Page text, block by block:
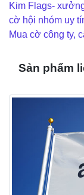
Kim Flags-
cờ hội nhóm uy
Mua cờ công ty,
Sản phẩm